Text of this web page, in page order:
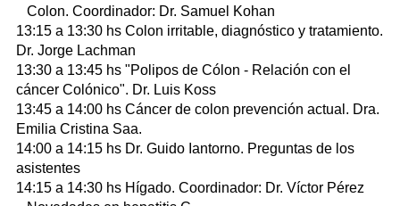
Colon. Coordinador: Dr. Samuel Kohan
13:15 a 13:30 hs Colon irritable, diagnóstico y tratamiento.
Dr. Jorge Lachman
13:30 a 13:45 hs "Polipos de Cólon - Relación con el
cáncer Colónico". Dr. Luis Koss
13:45 a 14:00 hs Cáncer de colon prevención actual. Dra.
Emilia Cristina Saa.
14:00 a 14:15 hs Dr. Guido Iantorno. Preguntas de los
asistentes
14:15 a 14:30 hs Hígado. Coordinador: Dr. Víctor Pérez